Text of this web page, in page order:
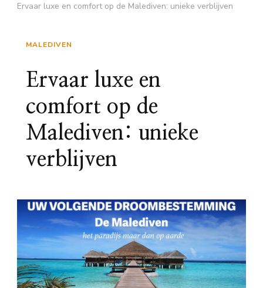
Ervaar luxe en comfort op de Malediven: unieke verblijven
MALEDIVEN
Ervaar luxe en
comfort op de
Malediven: unieke
verblijven